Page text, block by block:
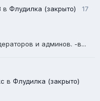
в Флудилка (закрыто)
17
и админов. -в...
в Флудилка (закрыто)